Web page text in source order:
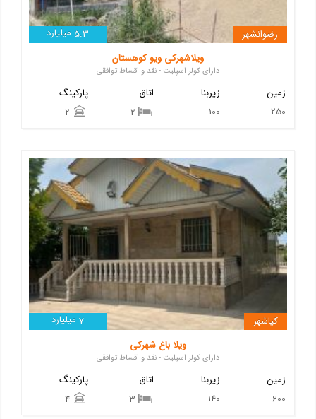
5.3 میلیارد
رضوانشهر
ویلاشهرکی ویو کوهستان
دارای کولر اسپلیت - نقد و اقساط توافقی
پارکینگ
اتاق
2
زیربنا
100
زمین
250
7 میلیارد
کیاشهر
ویلا باغ شهرکی
دارای کولر اسپلیت - نقد و اقساط توافقی
پارکینگ
اتاق
3
زیربنا
140
زمین
600